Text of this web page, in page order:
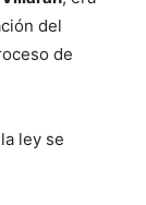
del
de
ley se